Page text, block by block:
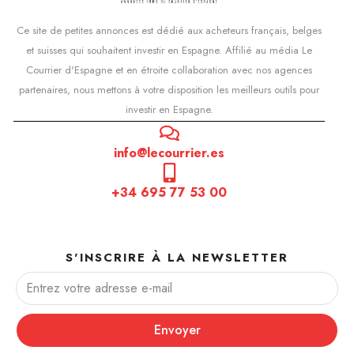
Ce site de petites annonces est dédié aux acheteurs français, belges
et suisses qui souhaitent investir en Espagne. Affilié au média Le
Courrier d'Espagne et en étroite collaboration avec nos agences
partenaires, nous mettons à votre disposition les meilleurs outils pour
investir en Espagne.
info@lecourrier.es
+34 695 77 53 00
S'INSCRIRE À LA NEWSLETTER
Envoyer